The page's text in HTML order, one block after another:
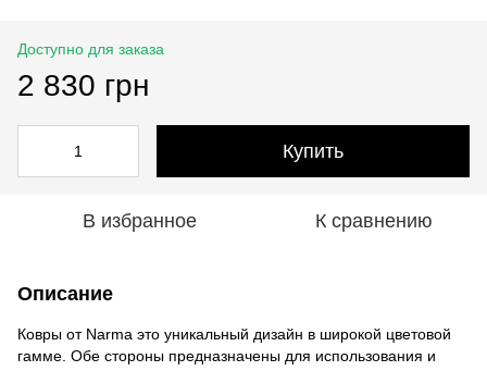
Доступно для заказа
2 830 грн
Купить
В избранное К сравнению
Описание
Ковры от Narma это уникальный дизайн в широкой цветовой
гамме. Обе стороны предназначены для использования и